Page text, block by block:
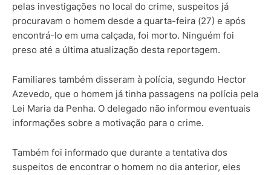
pelas investigações no local do crime, suspeitos já
procuravam o homem desde a quarta-feira (27) e após
encontrá-lo em uma calçada, foi morto. Ninguém foi
preso até a última atualização desta reportagem.
Familiares também disseram à polícia, segundo Hector
Azevedo, que o homem já tinha passagens na polícia pela
Lei Maria da Penha. O delegado não informou eventuais
informações sobre a motivação para o crime.
Também foi informado que durante a tentativa dos
suspeitos de encontrar o homem no dia anterior, eles